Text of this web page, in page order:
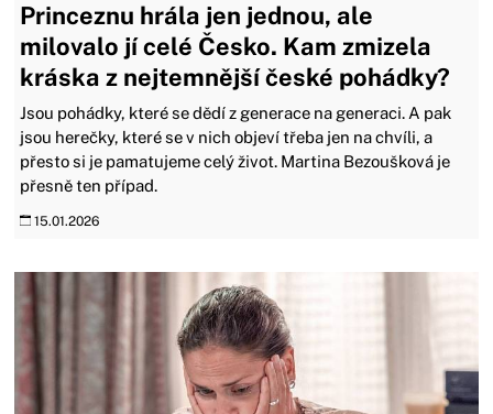
Princeznu hrála jen jednou, ale
milovalo jí celé Česko. Kam zmizela
kráska z nejtemnější české pohádky?
Jsou pohádky, které se dědí z generace na generaci. A pak
jsou herečky, které se v nich objeví třeba jen na chvíli, a
přesto si je pamatujeme celý život. Martina Bezoušková je
přesně ten případ.
15.01.2026